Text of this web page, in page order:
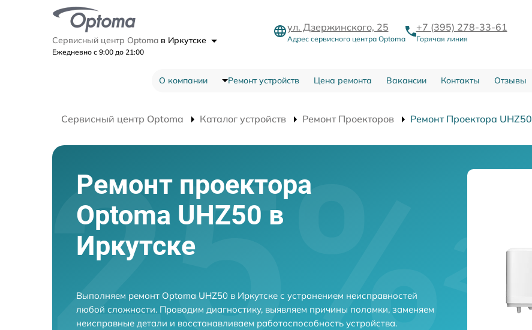
Сервисный центр Optoma в Иркутске
Ежедневно с 9:00 до 21:00
ул. Дзержинского, 25
Адрес сервисного центра Optoma
+7 (395) 278-33-61
Горячая линия
О компании Ремонт устройств Цена ремонта Вакансии Контакты Отзывы
Сервисный центр Optoma Каталог устройств Ремонт Проекторов Ремонт Проектора UHZ50
Ремонт проектора
Optoma UHZ50 в
Иркутске
Выполняем ремонт Optoma UHZ50 в Иркутске с устранением неисправностей
любой сложности. Проводим диагностику, выявляем причины поломки, заменяем
неисправные детали и восстанавливаем работоспособность устройства.